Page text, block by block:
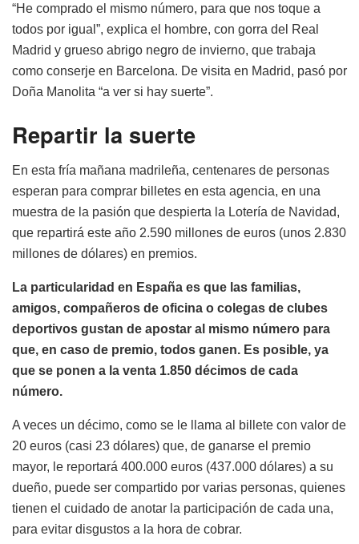
“He comprado el mismo número, para que nos toque a
todos por igual”, explica el hombre, con gorra del Real
Madrid y grueso abrigo negro de invierno, que trabaja
como conserje en Barcelona. De visita en Madrid, pasó por
Doña Manolita “a ver si hay suerte”.
Repartir la suerte
En esta fría mañana madrileña, centenares de personas
esperan para comprar billetes en esta agencia, en una
muestra de la pasión que despierta la Lotería de Navidad,
que repartirá este año 2.590 millones de euros (unos 2.830
millones de dólares) en premios.
La particularidad en España es que las familias,
amigos, compañeros de oficina o colegas de clubes
deportivos gustan de apostar al mismo número para
que, en caso de premio, todos ganen. Es posible, ya
que se ponen a la venta 1.850 décimos de cada
número.
A veces un décimo, como se le llama al billete con valor de
20 euros (casi 23 dólares) que, de ganarse el premio
mayor, le reportará 400.000 euros (437.000 dólares) a su
dueño, puede ser compartido por varias personas, quienes
tienen el cuidado de anotar la participación de cada una,
para evitar disgustos a la hora de cobrar.